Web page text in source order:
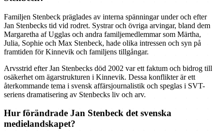
Familjen Stenbeck präglades av interna spänningar under och efter
Jan Stenbecks tid vid rodret. Systrar och övriga arvingar, bland dem
Margaretha af Ugglas och andra familjemedlemmar som Märtha,
Julia, Sophie och Max Stenbeck, hade olika intressen och syn på
framtiden för Kinnevik och familjens tillgångar.
Arvsstrid efter Jan Stenbecks död 2002 var ett faktum och bidrog till
osäkerhet om ägarstrukturen i Kinnevik. Dessa konflikter är ett
återkommande tema i svensk affärsjournalistik och speglas i SVT-
seriens dramatisering av Stenbecks liv och arv.
Hur förändrade Jan Stenbeck det svenska
medielandskapet?